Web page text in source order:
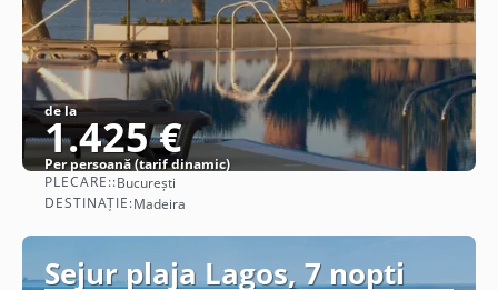
de la
1.425 €
Per persoană (tarif dinamic)
PLECARE::București
DESTINAȚIE:Madeira
Sejur plaja Lagos, 7 nopti